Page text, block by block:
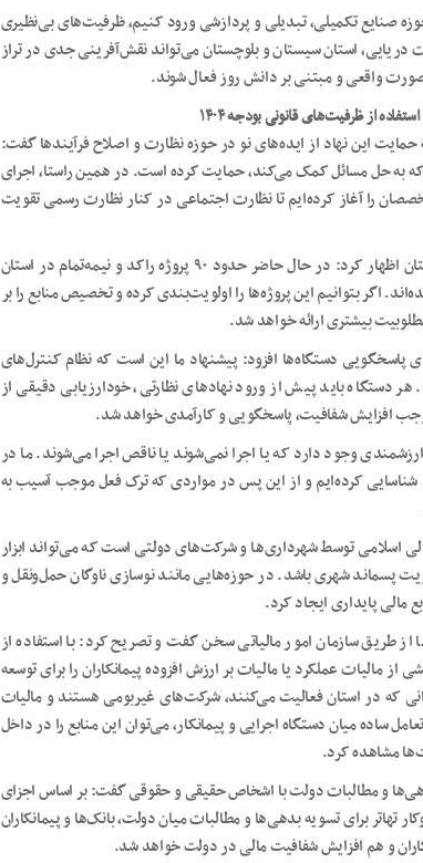
صنایع تکمیلی، تبدیلی و پردازشی ورود کنیم، ظرفیت‌های بی‌نظیری
استان سیستان و بلوچستان می‌تواند نقش‌آفرینی جدی در تراز
واقعی و مبتنی بر دانش روز فعال شوند.
از ظرفیت‌های قانونی بودجه ۱۴۰۴
این نهاد از ایده‌های نو در حوزه نظارت و اصلاح فرآیندها گفت:
که به حل مسائل کمک می‌کند، حمایت کرده است. در همین راستا، اجرای
را آغاز کرده‌ایم تا نظارت اجتماعی در کنار نظارت رسمی تقویت
وی با اشاره به لزوم اولویت‌بندی پروژه‌های نیمه‌تمام استان اظهار کرد: در حال حاضر حدود ۹۰ پروژه راکد و نیمه‌تمام در استان
اگر بتوانیم این پروژه‌ها را اولویت‌بندی کرده و تخصیص منابع را بر
بیشتری ارائه خواهد شد.
پاسخگویی دستگاه‌ها افزود: پیشنهاد ما این است که نظام کنترل‌های
دستگاه باید پیش از ورود نهادهای نظارتی، خودارزیابی دقیقی از
افزایش شفافیت، پاسخگویی و کارآمدی خواهد شد.
وجود دارد که یا اجرا نمی‌شوند یا ناقص اجرا می‌شوند. ما در
شناسایی کرده‌ایم و از این پس در مواردی که ترک فعل موجب آسیب به
اسلامی توسط شهرداری‌ها و شرکت‌های دولتی است که می‌تواند ابزار
پسماند شهری باشد. در حوزه‌هایی مانند نوسازی ناوگان حمل‌ونقل و
مالی پایداری ایجاد کرد.
طریق سازمان امور مالیاتی سخن گفت و تصریح کرد: با استفاده از
بخشی از مالیات عملکرد یا مالیات بر ارزش افزوده پیمانکاران را برای توسعه
که در استان فعالیت می‌کنند، شرکت‌های غیربومی هستند و مالیات
ساده میان دستگاه اجرایی و پیمانکار، می‌توان این منابع را در داخل
مشاهده کرد.
و مطالبات دولت با اشخاص حقیقی و حقوقی گفت: بر اساس اجزای
بودجه ۱۴۰۴، می‌توان از سازوکار تهاتر برای تسویه بدهی‌ها و مطالبات میان دولت، بانک‌ها و پیمانکاران
و هم افزایش شفافیت مالی در دولت خواهد شد.